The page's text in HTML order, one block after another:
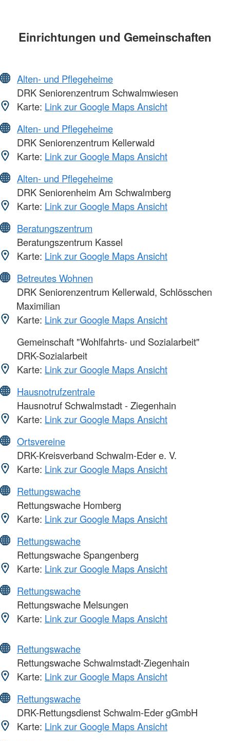
Einrichtungen und Gemeinschaften
Alten- und Pflegeheime
DRK Seniorenzentrum Schwalmwiesen
Karte: Link zur Google Maps Ansicht
Alten- und Pflegeheime
DRK Seniorenzentrum Kellerwald
Karte: Link zur Google Maps Ansicht
Alten- und Pflegeheime
DRK Seniorenheim Am Schwalmberg
Karte: Link zur Google Maps Ansicht
Beratungszentrum
Beratungszentrum Kassel
Karte: Link zur Google Maps Ansicht
Betreutes Wohnen
DRK Seniorenzentrum Kellerwald, Schlösschen
Maximilian
Karte: Link zur Google Maps Ansicht
Gemeinschaft "Wohlfahrts- und Sozialarbeit"
DRK-Sozialarbeit
Karte: Link zur Google Maps Ansicht
Hausnotrufzentrale
Hausnotruf Schwalmstadt - Ziegenhain
Karte: Link zur Google Maps Ansicht
Ortsvereine
DRK-Kreisverband Schwalm-Eder e. V.
Karte: Link zur Google Maps Ansicht
Rettungswache
Rettungswache Homberg
Karte: Link zur Google Maps Ansicht
Rettungswache
Rettungswache Spangenberg
Karte: Link zur Google Maps Ansicht
Rettungswache
Rettungswache Melsungen
Karte: Link zur Google Maps Ansicht
Rettungswache
Rettungswache Schwalmstadt-Ziegenhain
Karte: Link zur Google Maps Ansicht
Rettungswache
DRK-Rettungsdienst Schwalm-Eder gGmbH
Karte: Link zur Google Maps Ansicht